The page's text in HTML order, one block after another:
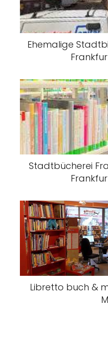
Ehemalige
Stadtbücherei
Libretto buch &